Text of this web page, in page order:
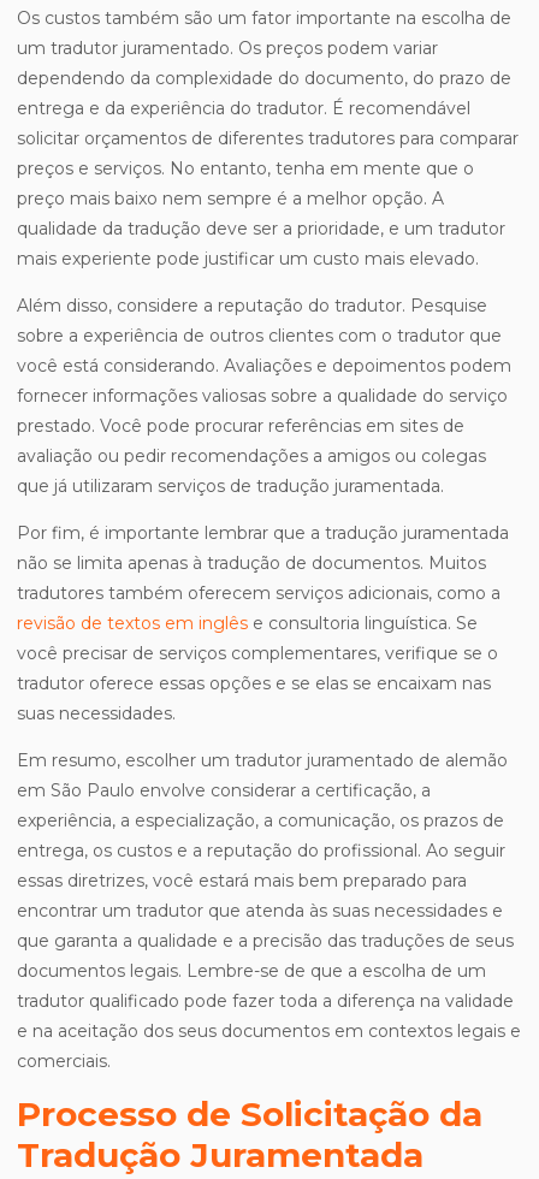
Os custos também são um fator importante na escolha de
um tradutor juramentado. Os preços podem variar
dependendo da complexidade do documento, do prazo de
entrega e da experiência do tradutor. É recomendável
solicitar orçamentos de diferentes tradutores para comparar
preços e serviços. No entanto, tenha em mente que o
preço mais baixo nem sempre é a melhor opção. A
qualidade da tradução deve ser a prioridade, e um tradutor
mais experiente pode justificar um custo mais elevado.
Além disso, considere a reputação do tradutor. Pesquise
sobre a experiência de outros clientes com o tradutor que
você está considerando. Avaliações e depoimentos podem
fornecer informações valiosas sobre a qualidade do serviço
prestado. Você pode procurar referências em sites de
avaliação ou pedir recomendações a amigos ou colegas
que já utilizaram serviços de tradução juramentada.
Por fim, é importante lembrar que a tradução juramentada
não se limita apenas à tradução de documentos. Muitos
tradutores também oferecem serviços adicionais, como a
revisão de textos em inglês e consultoria linguística. Se
você precisar de serviços complementares, verifique se o
tradutor oferece essas opções e se elas se encaixam nas
suas necessidades.
Em resumo, escolher um tradutor juramentado de alemão
em São Paulo envolve considerar a certificação, a
experiência, a especialização, a comunicação, os prazos de
entrega, os custos e a reputação do profissional. Ao seguir
essas diretrizes, você estará mais bem preparado para
encontrar um tradutor que atenda às suas necessidades e
que garanta a qualidade e a precisão das traduções de seus
documentos legais. Lembre-se de que a escolha de um
tradutor qualificado pode fazer toda a diferença na validade
e na aceitação dos seus documentos em contextos legais e
comerciais.
Processo de Solicitação da
Tradução Juramentada